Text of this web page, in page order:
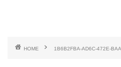
HOME 1B6B2FBA-AD6C-472E-